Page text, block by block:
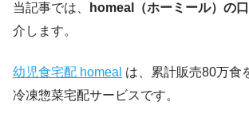
当記事では、 homeal（ホーミール）の
介します。
幼児食宅配 homeal は、累計販売80万食
冷凍惣菜宅配サービスです。